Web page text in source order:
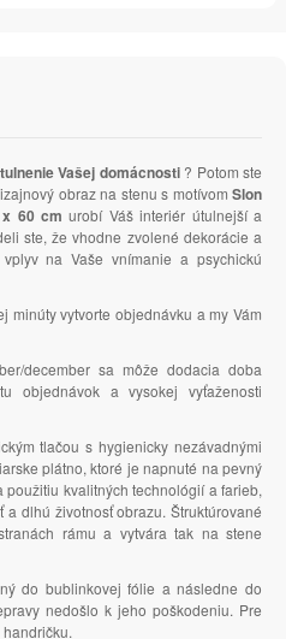
Vašej domácnosti ? Potom ste
obraz na stenu s motívom Slon
60 cm urobí Váš interiér útulnejší a
ste, že vhodne zvolené dekorácie a
na Vaše vnímanie a psychickú
minúty vytvorte objednávku a my Vám
december sa môže dodacia doba
objednávok a vysokej vyťaženosti
tlačou s hygienicky nezávadnými
plátno, ktoré je napnuté na pevný
použitiu kvalitných technológií a farieb,
dlhú životnosť obrazu. Štruktúrované
rámu a vytvára tak na stene
do bublinkovej fólie a následne do
nedošlo k jeho poškodeniu. Pre